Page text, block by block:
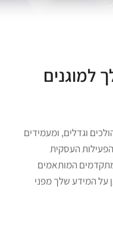
למוגנים
וגדלים, ומעמידים
העסקית
המותאמים
על המידע שלך מפני